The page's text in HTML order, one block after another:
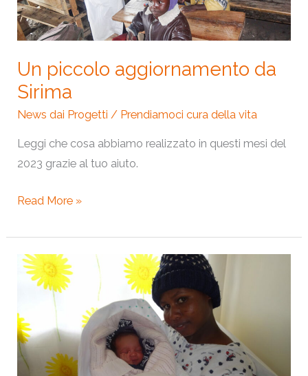
Un piccolo aggiornamento da
Sirima
News dai Progetti / Prendiamoci cura della vita
Leggi che cosa abbiamo realizzato in questi mesi del
2023 grazie al tuo aiuto.
Read More »
Festa
della
Mamma:
il
grazie
di